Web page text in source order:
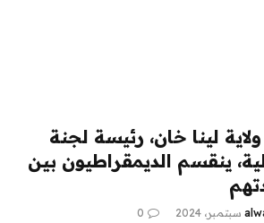
لينا خان، رئيسة لجنة
ينقسم الديمقراطيون بين
0